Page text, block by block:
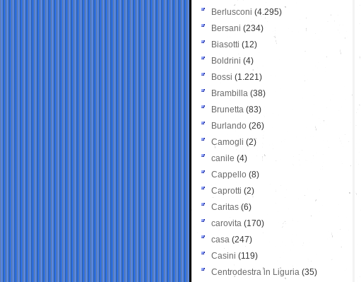
Berlusconi (4.295)
Bersani (234)
Biasotti (12)
Boldrini (4)
Bossi (1.221)
Brambilla (38)
Brunetta (83)
Burlando (26)
Camogli (2)
canile (4)
Cappello (8)
Caprotti (2)
Caritas (6)
carovita (170)
casa (247)
Casini (119)
Centrodestra in Liguria (35)